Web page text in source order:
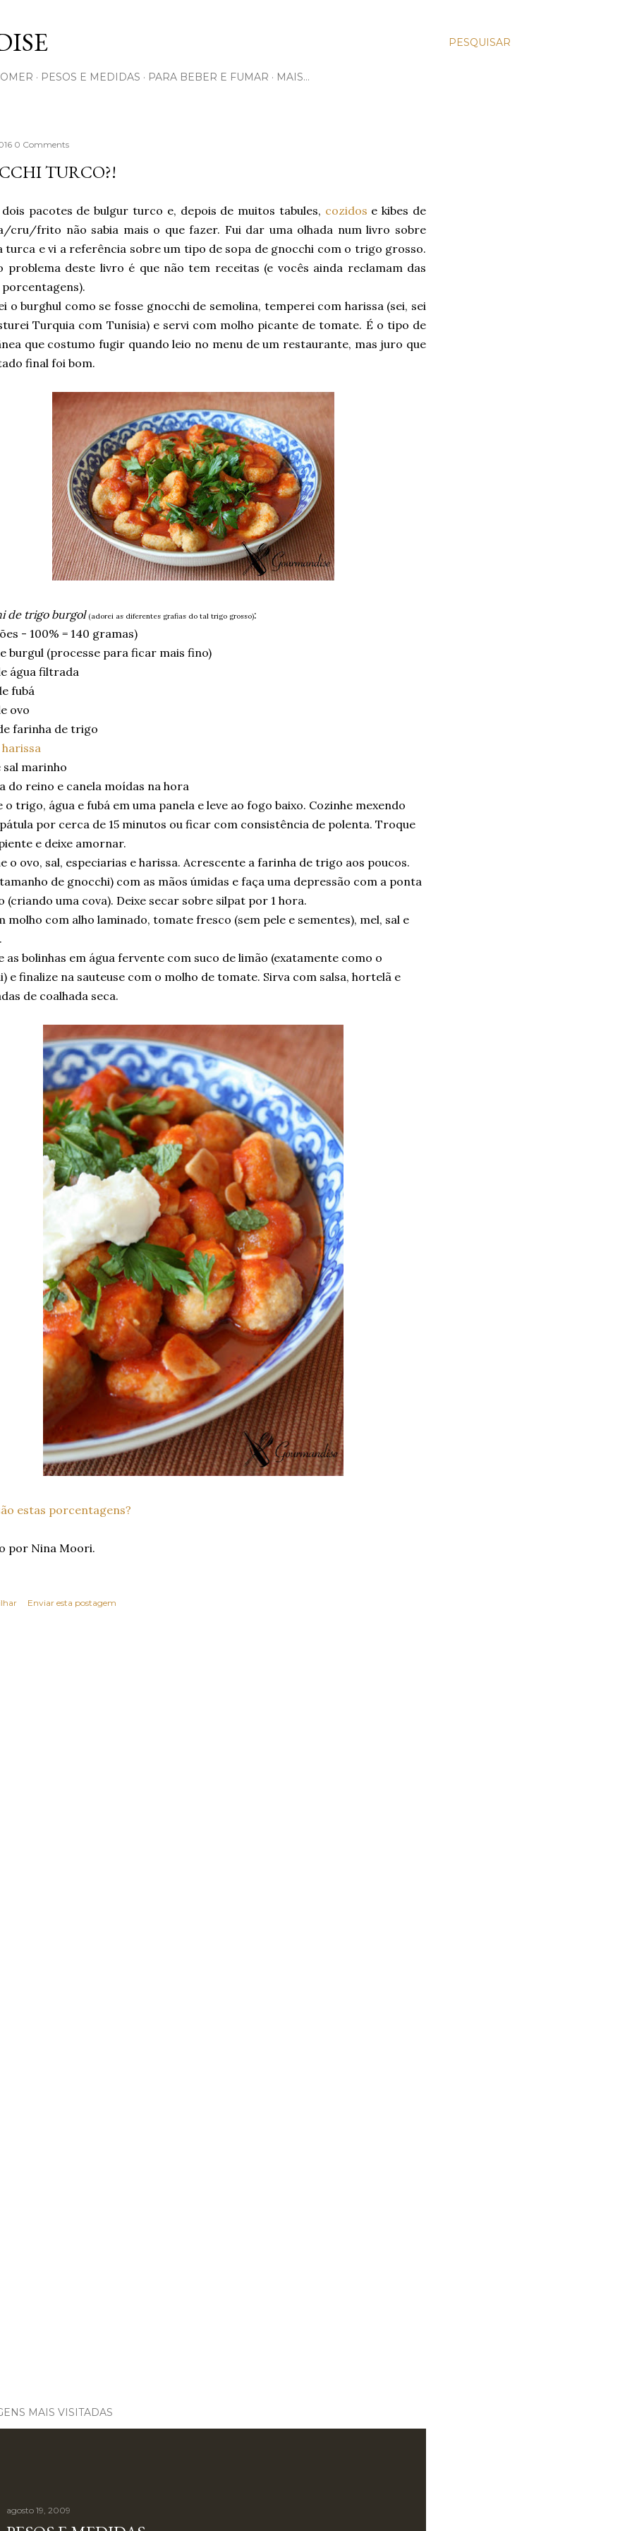
PESQUISAR
PESOS E MEDIDAS PARA BEBER E FUMAR MAIS…
0 Comments
TURCO?!
dois pacotes de bulgur turco e, depois de muitos tabules, cozidos e kibes de
cru/frito não sabia mais o que fazer. Fui dar uma olhada num livro sobre
turca e vi a referência sobre um tipo de sopa de gnocchi com o trigo grosso.
problema deste livro é que não tem receitas (e vocês ainda reclamam das
porcentagens).
o burghul como se fosse gnocchi de semolina, temperei com harissa (sei, sei
Turquia com Tunísia) e servi com molho picante de tomate. É o tipo de
que costumo fugir quando leio no menu de um restaurante, mas juro que
final foi bom.
de trigo burgol (adorei as diferentes grafias do tal trigo grosso):
- 100% = 140 gramas)
burgul (processe para ficar mais fino)
água filtrada
fubá
ovo
farinha de trigo
harissa
sal marinho
do reino e canela moídas na hora
trigo, água e fubá em uma panela e leve ao fogo baixo. Cozinhe mexendo
por cerca de 15 minutos ou ficar com consistência de polenta. Troque
e deixe amornar.
o ovo, sal, especiarias e harissa. Acrescente a farinha de trigo aos poucos.
de gnocchi) com as mãos úmidas e faça uma depressão com a ponta
(criando uma cova). Deixe secar sobre silpat por 1 hora.
molho com alho laminado, tomate fresco (sem pele e sementes), mel, sal e
as bolinhas em água fervente com suco de limão (exatamente como o
e finalize na sauteuse com o molho de tomate. Sirva com salsa, hortelã e
de coalhada seca.
estas porcentagens?
por Nina Moori.
Enviar esta postagem
MAIS VISITADAS
agosto 19, 2009